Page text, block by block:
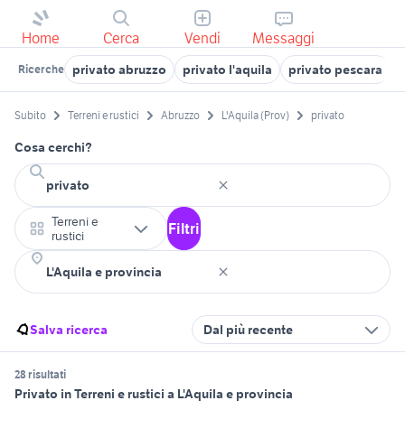
Home Cerca Vendi Messaggi
Ricerche privato abruzzo privato l'aquila privato pescara
Subito Terreni e rustici Abruzzo L'Aquila (Prov) privato
Cosa cerchi?
Terreni e
rustici
Filtri
Salva ricerca Dal più recente
28 risultati
Privato in Terreni e rustici a L'Aquila e provincia